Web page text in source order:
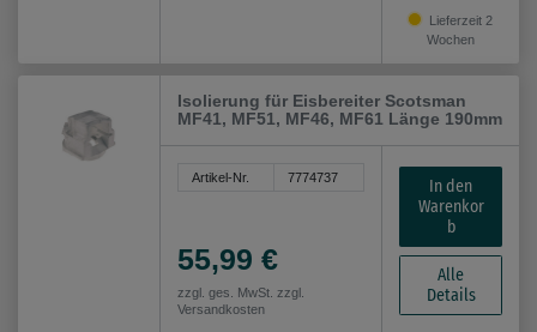
Lieferzeit 2
Wochen
Isolierung für Eisbereiter Scotsman
MF41, MF51, MF46, MF61 Länge 190mm
Artikel-Nr. 7774737
55,99 €
zzgl. ges. MwSt. zzgl.
Versandkosten
In den
Warenkor
b
Alle
Details